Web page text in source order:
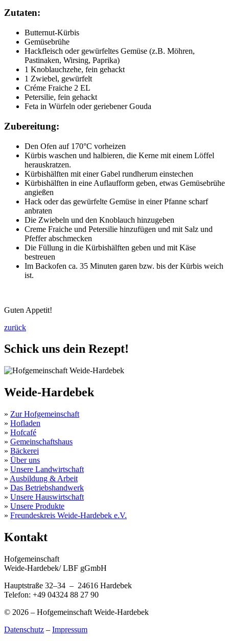
Zutaten:
Butternut-Kürbis
Gemüsebrühe
Hackfleisch oder gewürfeltes Gemüse (z.B. Möhren,
Pastinaken, Wirsing, Paprika)
1 Knoblauchzehe, fein gehackt
1 Zwiebel, gewürfelt
Créme Fraiche 2 EL
Petersilie, fein gehackt
Feta in Würfeln oder geriebener Gouda
Zubereitung:
Den Ofen auf 170°C vorheizen
Kürbis waschen und halbieren, die Kerne mit einem Löffel
herauskratzen.
Kürbishälften mit einer Gabel rundherum einstechen
Kürbishälften in eine Auflaufform geben, etwas Gemüsebrühe
angießen
Hack oder das gewürfelte Gemüse in einer Pfanne scharf
anbraten
Die Zwiebeln und den Knoblauch hinzugeben
Creme Fraiche und Petersilie hinzufügen und mit Salz und
Pfeffer abschmecken
Die Füllung in die Kürbishälften geben und mit Käse
bestreuen
Im Backofen ca. 35 Minuten garen bzw. bis der Kürbis weich
ist.
Guten Appetit!
zurück
Schick uns dein Rezept!
Weide-Hardebek
» Zur Hofgemeinschaft
» Hofladen
» Hofcafé
» Gemeinschaftshaus
» Bäckerei
» Über uns
» Unsere Landwirtschaft
» Ausbildung & Arbeit
» Das Betriebshandwerk
» Unsere Hauswirtschaft
» Unsere Produkte
» Freundeskreis Weide-Hardebek e.V.
Kontakt
Hofgemeinschaft
Weide-Hardebek/ LBF gGmbH
Hauptstraße 32–34 – 24616 Hardebek
Telefon: +49 04324 88 27 90
© 2026 – Hofgemeinschaft Weide-Hardebek
Datenschutz – Impressum